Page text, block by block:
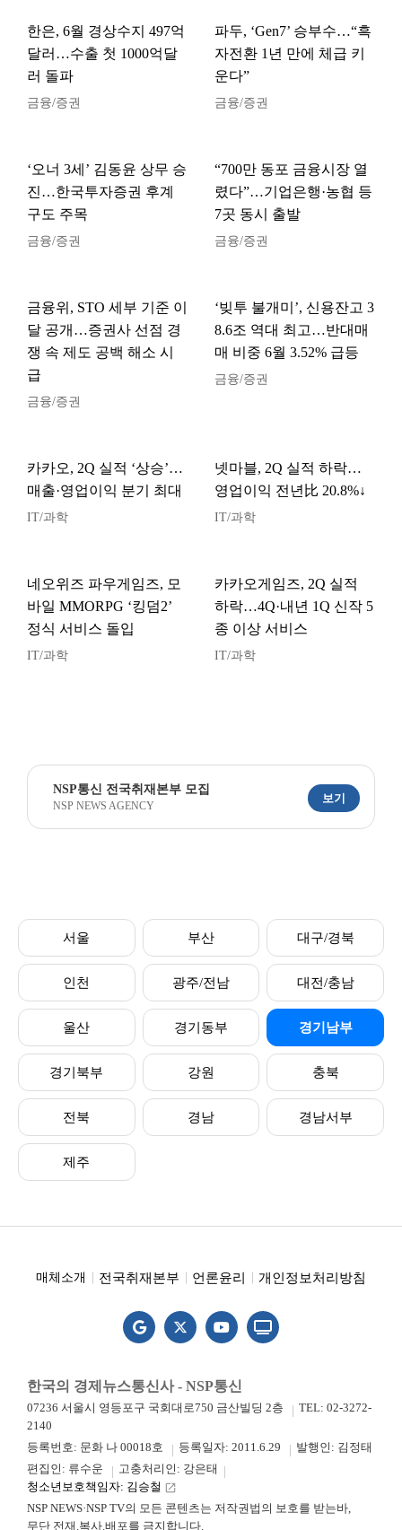
한은, 6월 경상수지 497억
달러…수출 첫 1000억달
러 돌파
금융/증권
파두, ‘Gen7’ 승부수…“흑
자전환 1년 만에 체급 키
운다”
금융/증권
‘오너 3세’ 김동윤 상무 승
진…한국투자증권 후계
구도 주목
금융/증권
“700만 동포 금융시장 열
렸다”…기업은행·농협 등
7곳 동시 출발
금융/증권
금융위, STO 세부 기준 이
달 공개…증권사 선점 경
쟁 속 제도 공백 해소 시
급
금융/증권
‘빚투 불개미’, 신용잔고 3
8.6조 역대 최고…반대매
매 비중 6월 3.52% 급등
금융/증권
카카오, 2Q 실적 ‘상승’…
매출·영업이익 분기 최대
IT/과학
넷마블, 2Q 실적 하락…
영업이익 전년比 20.8%↓
IT/과학
네오위즈 파우게임즈, 모
바일 MMORPG ‘킹덤2’
정식 서비스 돌입
IT/과학
카카오게임즈, 2Q 실적
하락…4Q·내년 1Q 신작 5
종 이상 서비스
IT/과학
NSP통신 전국취재본부 모집
NSP NEWS AGENCY
보기
서울 부산 대구/경북
인천 광주/전남 대전/충남
울산 경기동부 경기남부
경기북부 강원 충북
전북 경남 경남서부
제주
매체소개 전국취재본부 언론윤리 개인정보처리방침
한국의 경제뉴스통신사 - NSP통신
07236 서울시 영등포구 국회대로750 금산빌딩 2층
TEL: 02-3272-
2140
등록번호: 문화 나 00018호
등록일자: 2011.6.29
발행인: 김정태
편집인: 류수운
고충처리인: 강은태
청소년보호책임자: 김승철 launch
NSP NEWS·NSP TV의 모든 콘텐츠는 저작권법의 보호를 받는바,
무단 전재.복사.배포를 금지합니다.